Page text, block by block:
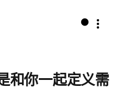
和你一起定义需